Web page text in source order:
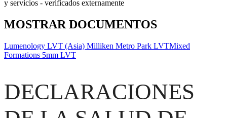
y servicios - verificados externamente
MOSTRAR DOCUMENTOS
Lumenology LVT (Asia) Milliken Metro Park LVTMixed
Formations 5mm LVT
DECLARACIONES